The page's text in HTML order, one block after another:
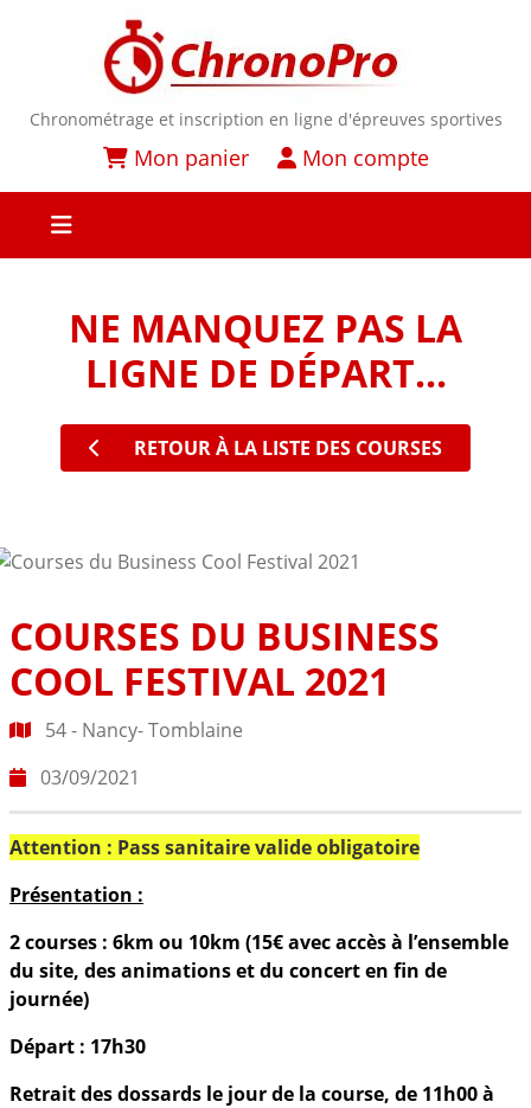
Chronométrage et inscription en ligne d'épreuves sportives
Mon panier Mon compte
NE MANQUEZ PAS LA
LIGNE DE DÉPART...
RETOUR À LA LISTE DES COURSES
COURSES DU BUSINESS
COOL FESTIVAL 2021
54 - Nancy- Tomblaine
03/09/2021
Attention : Pass sanitaire valide obligatoire
Présentation :
2 courses : 6km ou 10km (15€ avec accès à l’ensemble
du site, des animations et du concert en fin de
journée)
Départ : 17h30
Retrait des dossards le jour de la course, de 11h00 à